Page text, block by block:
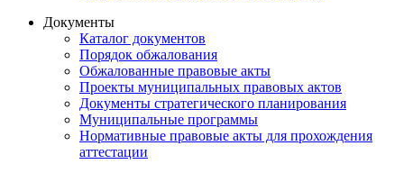
Документы
Каталог документов
Порядок обжалования
Обжалованные правовые акты
Проекты муниципальных правовых актов
Документы стратегического планирования
Муниципальные программы
Нормативные правовые акты для прохождения
аттестации